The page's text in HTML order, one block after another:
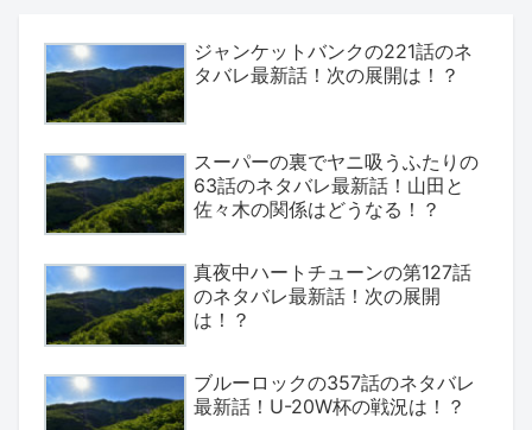
ジャンケットバンクの221話のネ
タバレ最新話！次の展開は！？
スーパーの裏でヤニ吸うふたりの
63話のネタバレ最新話！山田と
佐々木の関係はどうなる！？
真夜中ハートチューンの第127話
のネタバレ最新話！次の展開
は！？
ブルーロックの357話のネタバレ
最新話！U-20W杯の戦況は！？